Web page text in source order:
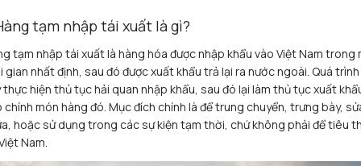
tạm nhập tái xuất là gì?
tạm nhập tái xuất là hàng hóa được nhập khẩu vào Việt Nam trong
gian nhất định, sau đó được xuất khẩu trả lại ra nước ngoài. Quá trình
thực hiện thủ tục hải quan nhập khẩu, sau đó lại làm thủ tục xuất
chính món hàng đó. Mục đích chính là để trung chuyển, trưng bày,
hoặc sử dụng trong các sự kiện tạm thời, chứ không phải để tiêu
Nam.